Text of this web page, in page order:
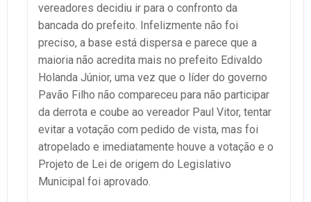
vereadores decidiu ir para o confronto da
bancada do prefeito. Infelizmente não foi
preciso, a base está dispersa e parece que a
maioria não acredita mais no prefeito Edivaldo
Holanda Júnior, uma vez que o líder do governo
Pavão Filho não compareceu para não participar
da derrota e coube ao vereador Paul Vitor, tentar
evitar a votação com pedido de vista, mas foi
atropelado e imediatamente houve a votação e o
Projeto de Lei de origem do Legislativo
Municipal foi aprovado.